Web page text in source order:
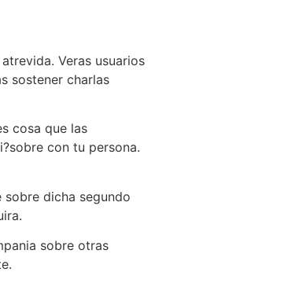
Veras usuarios
sostener charlas
cosa que las
con tu persona.
dicha segundo
sobre otras